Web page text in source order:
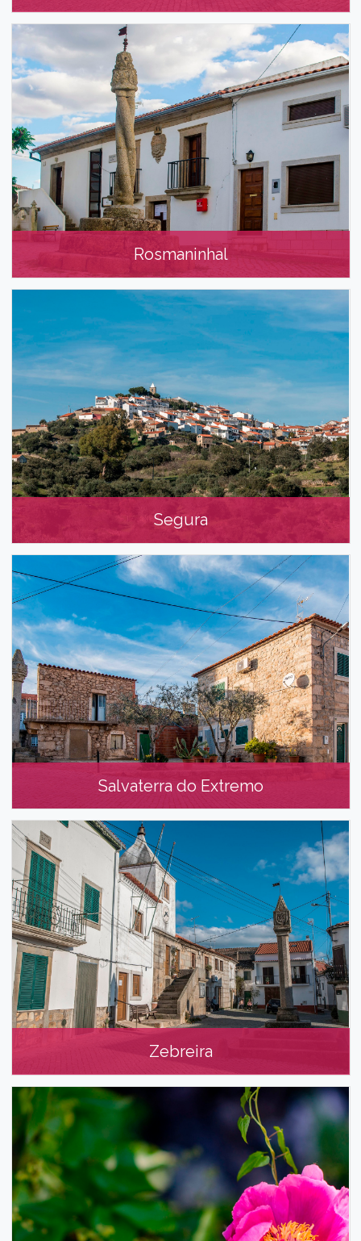
Soalheiras
Rosmaninhal
Rosmaninhal
Segura
Segura
Salvaterra do Extremo
Salvaterra do Extremo
Zebreira